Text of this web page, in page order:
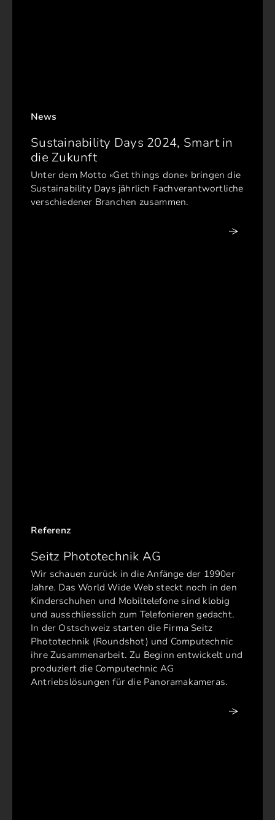
News
Sustainability Days 2024, Smart in
die Zukunft
Unter dem Motto «Get things done» bringen die
Sustainability Days jährlich Fachverantwortliche
verschiedener Branchen zusammen.
Referenz
Seitz Phototechnik AG
Wir schauen zurück in die Anfänge der 1990er
Jahre. Das World Wide Web steckt noch in den
Kinderschuhen und Mobiltelefone sind klobig
und ausschliesslich zum Telefonieren gedacht.
In der Ostschweiz starten die Firma Seitz
Phototechnik (Roundshot) und Computechnic
ihre Zusammenarbeit. Zu Beginn entwickelt und
produziert die Computechnic AG
Antriebslösungen für die Panoramakameras.